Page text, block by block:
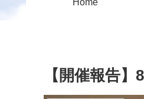
Home
【開催報告